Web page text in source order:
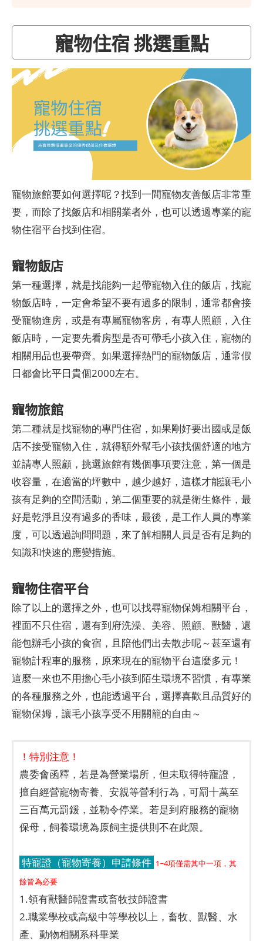
寵物住宿 挑選重點
寵物旅館要如何選擇呢？找到一間寵物友善飯店非常重
要，而除了找飯店和相關業者外，也可以透過專業的寵
物住宿平台找到住宿。
寵物飯店
第一種選擇，就是找能夠一起帶寵物入住的飯店，找寵
物飯店時，一定會希望不要有過多的限制，通常都會接
受寵物進房，或是有專屬寵物客房，有專人照顧，入住
飯店時，一定要先看房型是否可帶毛小孩入住，寵物的
相關用品也要帶齊。如果選擇熱門的寵物飯店，通常假
日都會比平日貴個2000左右。
寵物旅館
第二種就是找寵物的專門住宿，如果剛好要出國或是飯
店不接受寵物入住，就得額外幫毛小孩找個舒適的地方
並請專人照顧，挑選旅館有幾個事項要注意，第一個是
收容量，在適當的坪數中，越少越好，這樣才能讓毛小
孩有足夠的空間活動，第二個重要的就是衛生條件，最
好是乾淨且沒有過多的香味，最後，是工作人員的專業
度，可以透過詢問問題，來了解相關人員是否有足夠的
知識和快速的應變措施。
寵物住宿平台
除了以上的選擇之外，也可以找尋寵物保姆相關平台，
裡面不只住宿，還有到府洗澡、美容、照顧、獸醫，還
能包辦毛小孩的食宿，且陪他們出去散步呢～甚至還有
寵物計程車的服務，原來現在的寵物平台這麼多元！
這麼一來也不用擔心毛小孩到陌生環境不習慣，有專業
的各種服務之外，也能透過平台，選擇喜歡且品質好的
寵物保姆，讓毛小孩享受不用關籠的自由～
！特別注意！
農委會函釋，若是為營業場所，但未取得特寵證，
擅自經營寵物寄養、安親等營利行為，可罰十萬至
三百萬元罰鍰，並勒令停業。若是到府服務的寵物
保母，飼養環境為原飼主提供則不在此限。
特寵證（寵物寄養）申請條件 1~4項僅需其中一項，其
餘皆為必要
1.領有獸醫師證書或畜牧技師證書
2.職業學校或高級中等學校以上，畜牧、獸醫、水
產、動物相關系科畢業